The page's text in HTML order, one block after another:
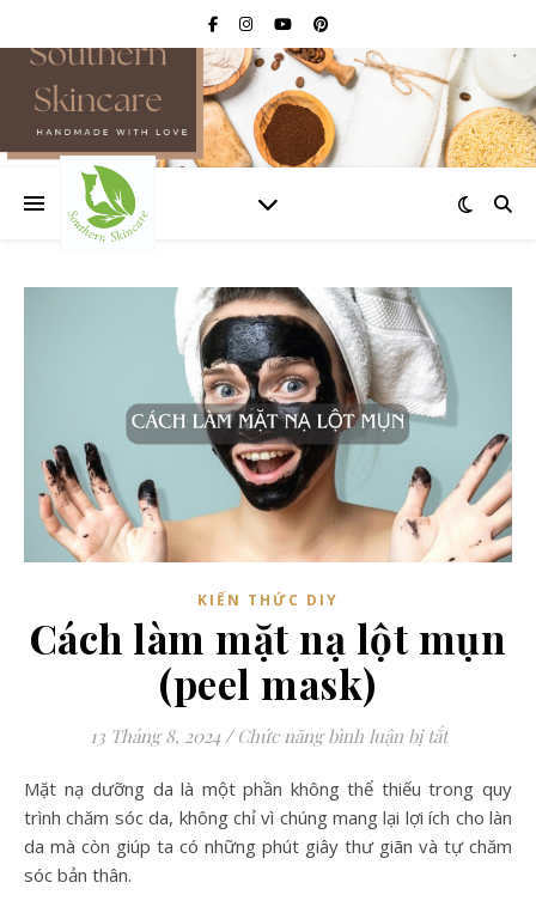
KIẾN THỨC DIY
Cách làm mặt nạ lột mụn
(peel mask)
13 Tháng 8, 2024 / Chức năng bình luận bị tắtở Cách
Mặt nạ dưỡng da là một phần không thể thiếu trong quy
trình chăm sóc da, không chỉ vì chúng mang lại lợi ích cho làn
da mà còn giúp ta có những phút giây thư giãn và tự chăm
sóc bản thân.